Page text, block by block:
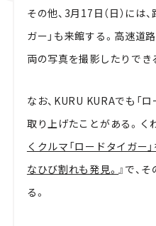
その他、3月17日（日）には
ガー」も来館する。高速道
両の写真を撮影したりでき
なお、KURU KURAでも「
取り上げたことがある。く
くクルマ「ロードタイガー
なひび割れも発見。』で、
る。